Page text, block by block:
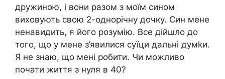
дружиною, і вони разом з моїм сином
виховують свою 2-однорічну дочку. Син мене
ненавидить, я його розумію. Все дійшло до
того, що у мене з’явилися суїци дальні думkи.
Я не знаю, що мені робити. Чи можливо
почати життя з нуля в 40?